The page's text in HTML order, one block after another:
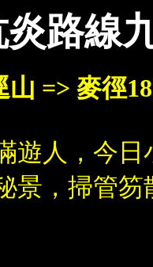
路線
山 => 麥徑
遊人，今
景，掃管